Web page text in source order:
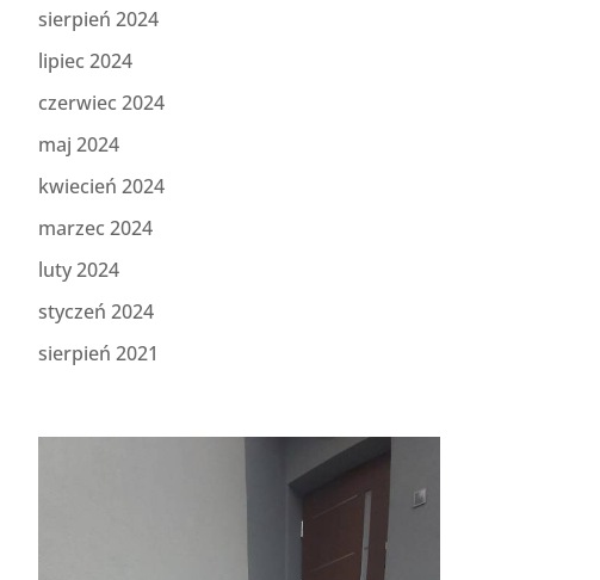
sierpień 2024
lipiec 2024
czerwiec 2024
maj 2024
kwiecień 2024
marzec 2024
luty 2024
styczeń 2024
sierpień 2021